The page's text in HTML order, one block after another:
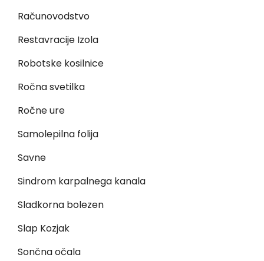
Računovodstvo
Restavracije Izola
Robotske kosilnice
Ročna svetilka
Ročne ure
Samolepilna folija
Savne
Sindrom karpalnega kanala
Sladkorna bolezen
Slap Kozjak
Sončna očala